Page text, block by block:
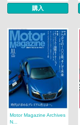
購入
Motor Magazine Archives
N...